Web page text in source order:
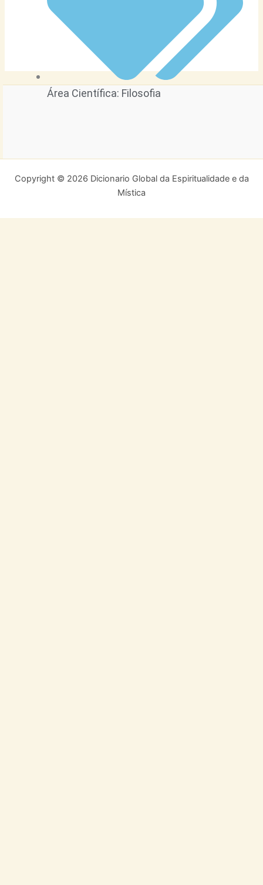
Área Científica: Filosofia
Copyright © 2026 Dicionario Global da Espiritualidade e da
Mística